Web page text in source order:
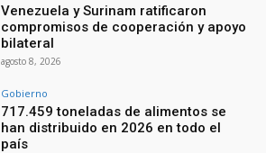
Venezuela y Surinam ratificaron
compromisos de cooperación y apoyo
bilateral
agosto 8, 2026
Gobierno
717.459 toneladas de alimentos se
han distribuido en 2026 en todo el
país